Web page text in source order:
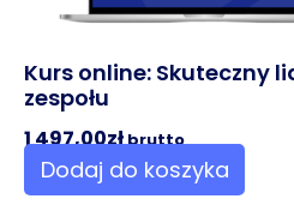
Kurs online: Skuteczny
zespołu
1 497,00złbrutto
Dodaj do koszyka